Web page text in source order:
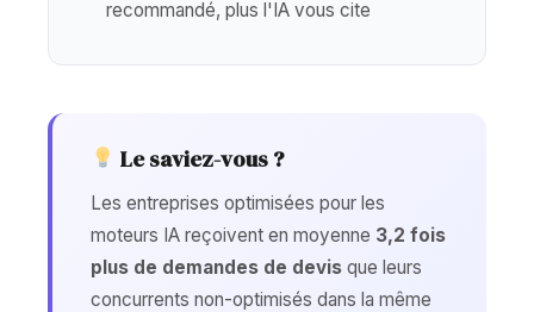
recommandé, plus l'IA vous cite
Le saviez-vous ?
Les entreprises optimisées pour les
moteurs IA reçoivent en moyenne 3,2 fois
plus de demandes de devis que leurs
concurrents non-optimisés dans la même